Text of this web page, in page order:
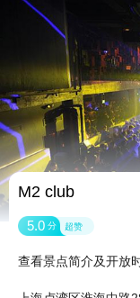
M2 club
5.0 分 超赞
查看景点简介及开放